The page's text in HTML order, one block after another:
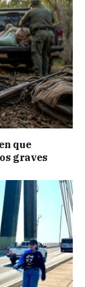
que
graves